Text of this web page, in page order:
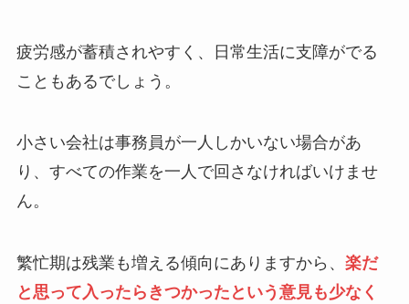
疲労感が蓄積されやすく、日常生活に支障がでる
こともあるでしょう。
小さい会社は事務員が一人しかいない場合があ
り、すべての作業を一人で回さなければいけませ
ん。
繁忙期は残業も増える傾向にありますから、 楽だ
と思って入ったらきつかったという意見も少なく